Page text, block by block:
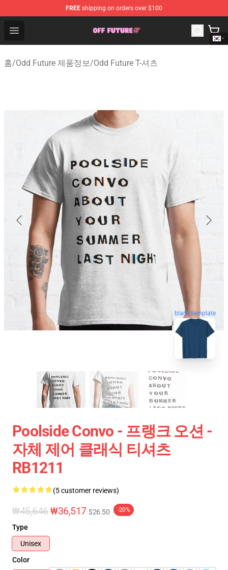
FREE shipping on orders over $100
Open menu
Odd Future Store - Official Odd Future Merchandise Shop
홈/Odd Future 제품정보/Odd Future T-셔츠
blank template
Poolside Convo - 프랭크 오션 -
자체 제어 클래식 티셔츠
RB1211
(5 customer reviews)
₩45,646₩36,517 $26.50 -20%
Type
Unisex
Color